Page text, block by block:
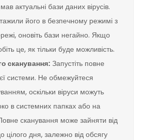
актуальні бази даних вірусів.
його в безпечному режимі з
оновіть бази негайно. Якщо
це, як тільки буде можливість.
сканування: Запустіть повне
системи. Не обмежуйтеся
оскільки віруси можуть
в системних папках або на
сканування може зайняти від
цілого дня, залежно від обсягу